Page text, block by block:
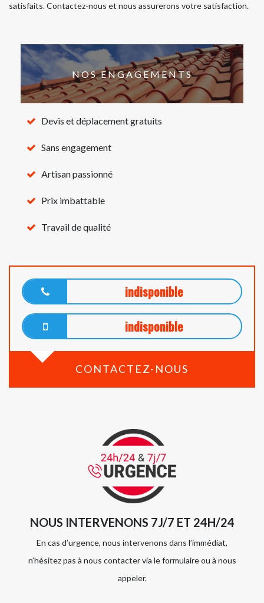
satisfaits. Contactez-nous et nous assurerons votre satisfaction.
NOS ENGAGEMENTS
Devis et déplacement gratuits
Sans engagement
Artisan passionné
Prix imbattable
Travail de qualité
indisponible
indisponible
CONTACTEZ-NOUS
NOUS INTERVENONS 7J/7 ET 24H/24
En cas d’urgence, nous intervenons dans l’immédiat,
n’hésitez pas à nous contacter via le formulaire ou à nous
appeler.